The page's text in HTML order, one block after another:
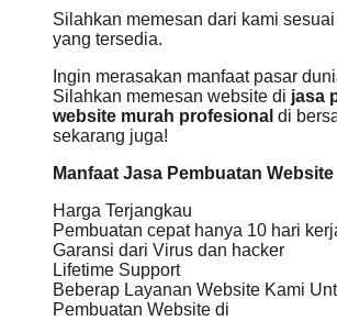
Silahkan memesan dari kami
yang tersedia.
Ingin merasakan manfaat pasar
Silahkan memesan website di jasa
website murah profesional di
sekarang juga!
Manfaat Jasa Pembuatan Website
Harga Terjangkau
Pembuatan cepat hanya 10 hari
Garansi dari Virus dan hacker
Lifetime Support
Beberap Layanan Website Kami
Pembuatan Website di